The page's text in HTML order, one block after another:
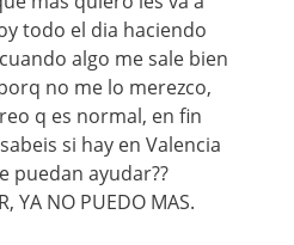
todo el dia haciendo
algo me sale bien
no me lo merezco,
q es normal, en fin
si hay en Valencia
puedan ayudar??
YA NO PUEDO MAS.